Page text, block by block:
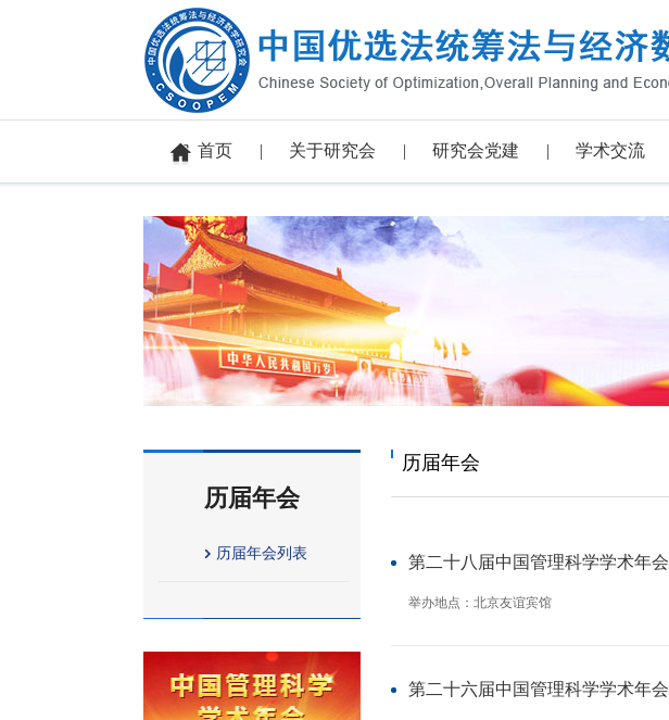
首页 关于研究会 研究会党建 学术交流
历届年会
历届年会列表
历届年会
第二十八届中国管理科学学术年会
举办地点：北京友谊宾馆
第二十六届中国管理科学学术年会